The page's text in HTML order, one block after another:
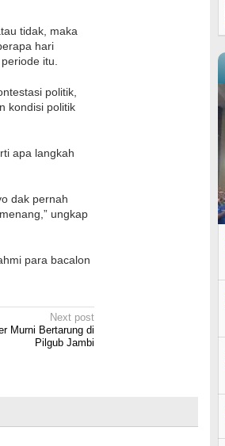
tidak, maka
hari
itu.
politik,
kondisi politik
apa langkah
dak pernah
ungkap
para bacalon
Next post
Murni Bertarung di
Pilgub Jambi